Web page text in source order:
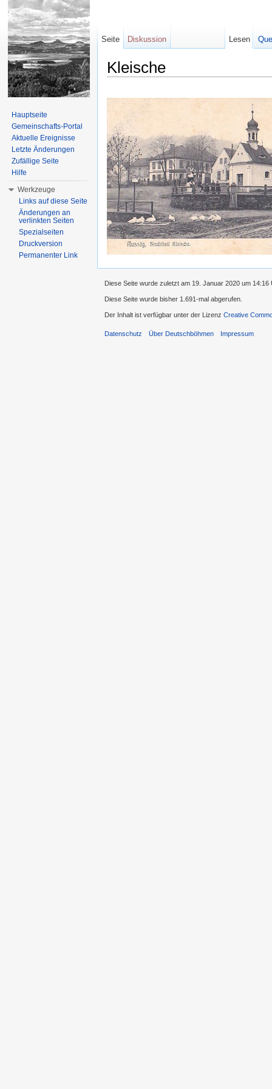
Kleische
Seite Diskussion Lesen
Hauptseite
Gemeinschafts-Portal
Aktuelle Ereignisse
Letzte Änderungen
Zufällige Seite
Hilfe
Werkzeuge
Links auf diese Seite
Änderungen an
verlinkten Seiten
Spezialseiten
Druckversion
Permanenter Link
Diese Seite wurde zuletzt am 19. Januar 2020 um 14:16
Diese Seite wurde bisher 1.691-mal abgerufen.
Der Inhalt ist verfügbar unter der Lizenz Creative
Datenschutz Über Deutschböhmen Impressum